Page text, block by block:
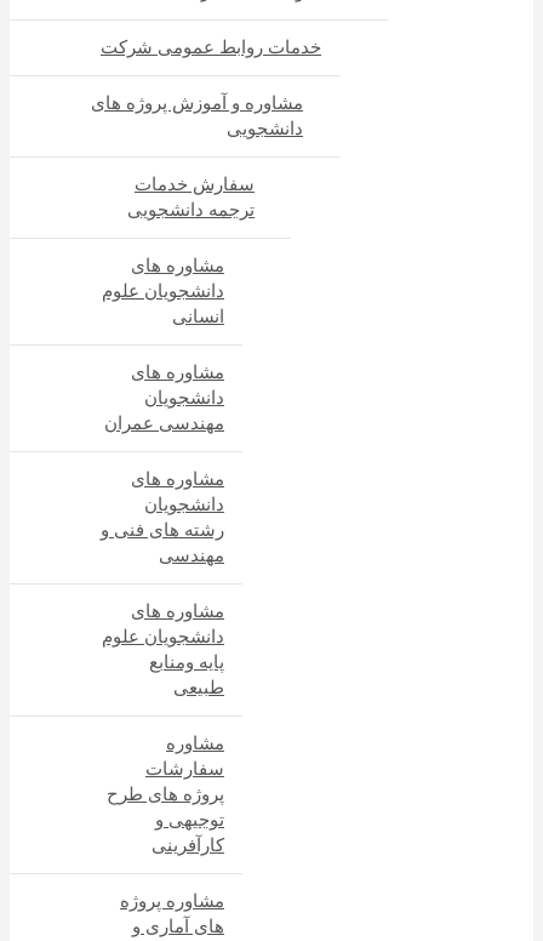
خدمات روابط عمومی شرکت
مشاوره و آموزش پروژه های
دانشجویی
سفارش خدمات
ترجمه دانشجویی
مشاوره های
دانشجویان علوم
انسانی
مشاوره های
دانشجویان
مهندسی عمران
مشاوره های
دانشجویان
رشته های فنی و
مهندسی
مشاوره های
دانشجویان علوم
پایه ومنابع
طبیعی
مشاوره
سفارشات
پروژه های طرح
توجیهی و
کارآفرینی
مشاوره پروژه
های آماری و